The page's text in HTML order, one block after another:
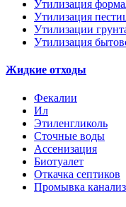
Утилизация
Утилизация
Утилизации
Утилизация
Жидкие отходы
Фекалии
Ил
Этиленгликоль
Сточные воды
Ассенизация
Биотуалет
Откачка септиков
Промывка